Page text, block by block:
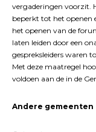
vergaderingen voorzit.
beperkt tot het openen
het openen van de
laten leiden door een
gespreksleiders waren
Met deze maatregel
voldoen aan de in de
Andere gemeenten